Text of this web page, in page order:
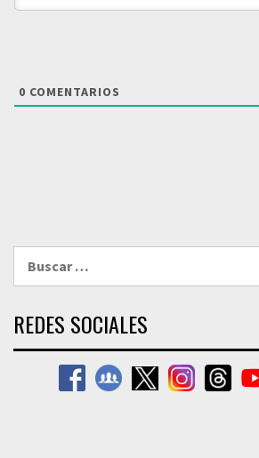
0 COMENTARIOS
REDES SOCIALES